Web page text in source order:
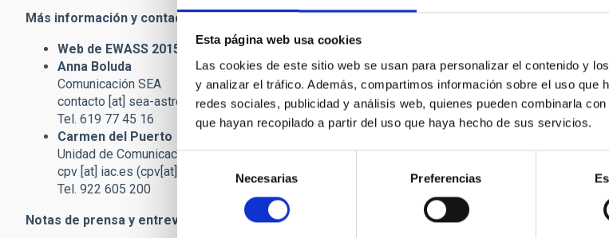
Esta página web usa cookies
Las cookies de este sitio web se usan para personalizar el contenido y
y analizar el tráfico. Además, compartimos información sobre el uso que
redes sociales, publicidad y análisis web, quienes pueden combinarla
que hayan recopilado a partir del uso que haya hecho de sus servicios.
Selección
de
consentimiento
Necesarias Preferencias
Más información y contacto:
Web de EWASS 2015:
http://eas.unige.ch/EWASS2015/
Anna Boluda
Comunicación SEA
contacto [at] sea-astronomia.es(contacto[at]sea-astronomia[dot]es)
Tel. 619 77 45 16
Carmen del Puerto
Unidad de Comunicación y Cultura Científica, IAC
cpv [at] iac.es (cpv[at]iac[dot]es)
Tel. 922 605 200
Notas de prensa y entrevistas relacionadas